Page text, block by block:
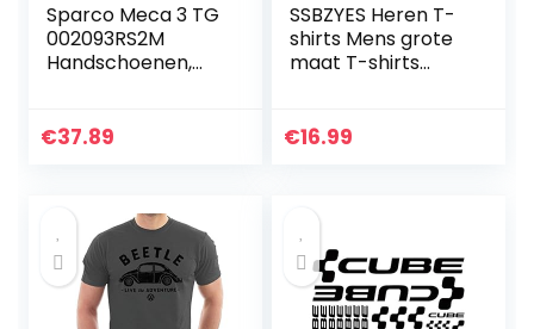
Sparco Meca 3 TG
002093RS2M
Handschoenen,
€37.89
SSBZYES Heren T-
shirts Mens grote
maat T-shirts
mode stijl korte
€16.99